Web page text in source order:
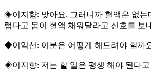
◈이지향: 맞아요. 그러니까 혈액은 없는
럽다고 몸이 혈액 채워달라고 신호를 보
◆이익선: 이분은 어떻게 해드려야 할까
◈이지향: 저는 할 일은 평생 해야 된다